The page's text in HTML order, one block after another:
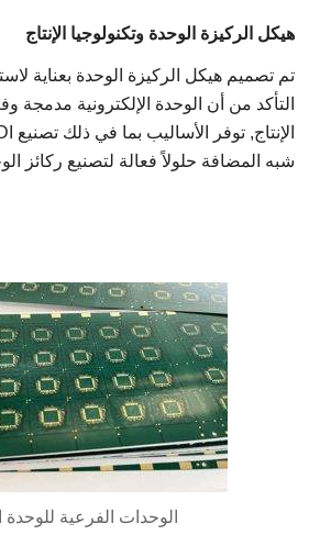
هيكل الركيزة الوحدة وتكنولوجيا الإنتاج
تم تصميم هيكل الركيزة الوحدة بعناية
التأكد من أن الوحدة الإلكترونية مدمجة
شبه المضافة حلولاً فعالة لتصنيع ركائز
الوحدات الفرعية للوحدة